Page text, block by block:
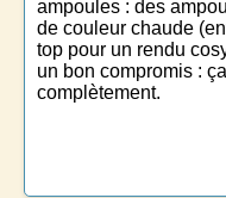
ampoules : des
de couleur chaude
top pour un rendu
un bon compromis :
complètement.